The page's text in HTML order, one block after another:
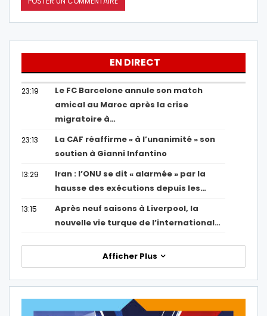
EN DIRECT
23:19
Le FC Barcelone annule son match
amical au Maroc après la crise
migratoire à…
23:13
La CAF réaffirme « à l’unanimité » son
soutien à Gianni Infantino
13:29
Iran : l’ONU se dit « alarmée » par la
hausse des exécutions depuis les…
13:15
Après neuf saisons à Liverpool, la
nouvelle vie turque de l’international…
Afficher Plus